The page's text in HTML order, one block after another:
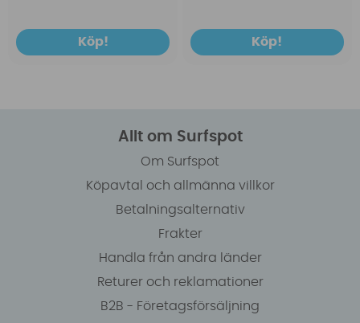
Köp! Köp!
Allt om Surfspot
Om Surfspot
Köpavtal och allmänna villkor
Betalningsalternativ
Frakter
Handla från andra länder
Returer och reklamationer
B2B - Företagsförsäljning